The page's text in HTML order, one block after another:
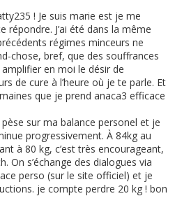
! Je suis marie est je me
répondre. J’ai été dans la même
régimes minceurs ne
chose, bref, que des souffrances
en moi le désir de
de cure à l’heure où je te parle. Et
que je prend anaca3 efficace
sur ma balance personel et je
progressivement. À 84kg au
à 80 kg, c’est très encourageant,
On s’échange des dialogues via
perso (sur le site officiel) et je
je compte perdre 20 kg ! bon